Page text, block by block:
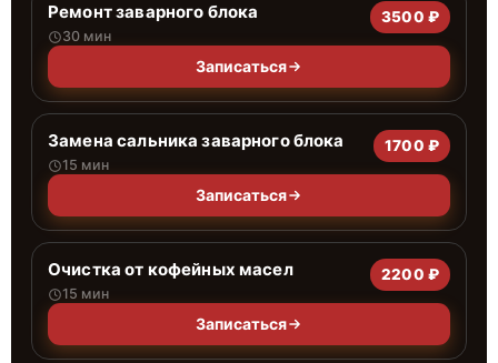
Ремонт заварного блока
30 мин
3500 ₽
Записаться
Замена сальника заварного блока
15 мин
1700 ₽
Записаться
Очистка от кофейных масел
15 мин
2200 ₽
Записаться